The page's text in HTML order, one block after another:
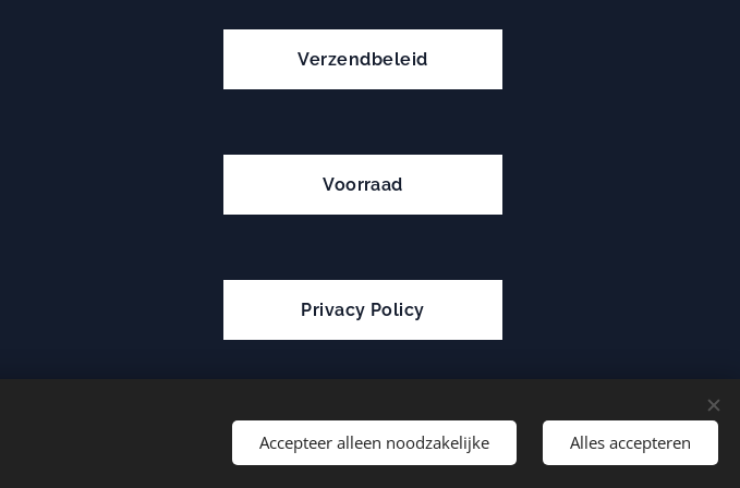
Verzendbeleid
Voorraad
Privacy Policy
Accepteer alleen noodzakelijke Alles accepteren